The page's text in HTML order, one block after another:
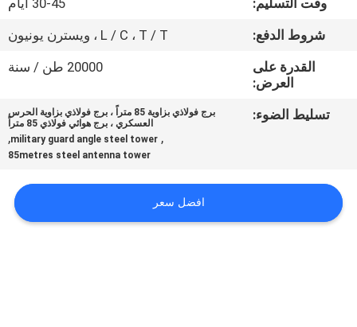
اتصل
خريطة
وقت التسليم:
30-45 أيام
شروط الدفع:
L / C ، T / T ، ويسترن يونيون
القدرة على
العرض:
20000 طن / سنة
تسليط الضوء:
برج فولاذي بزاوية 85 متراً ، برج فولاذي بزاوية الحرس
العسكري ، برج هوائي فولاذي 85 متراً
,
military guard angle steel tower
,
85metres steel antenna tower
افضل سعر